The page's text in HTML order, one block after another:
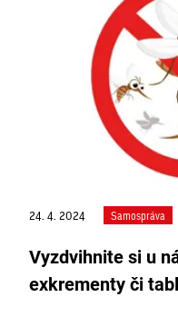
24. 4. 2024 Samospráva
Vyzdvihnite si u
exkrementy či